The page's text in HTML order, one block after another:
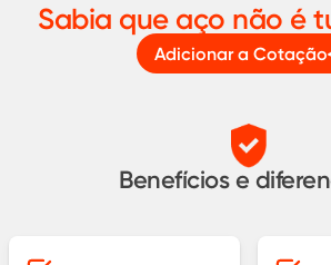
Sabia que aço não é
Adicionar a Cotação
Benefícios e